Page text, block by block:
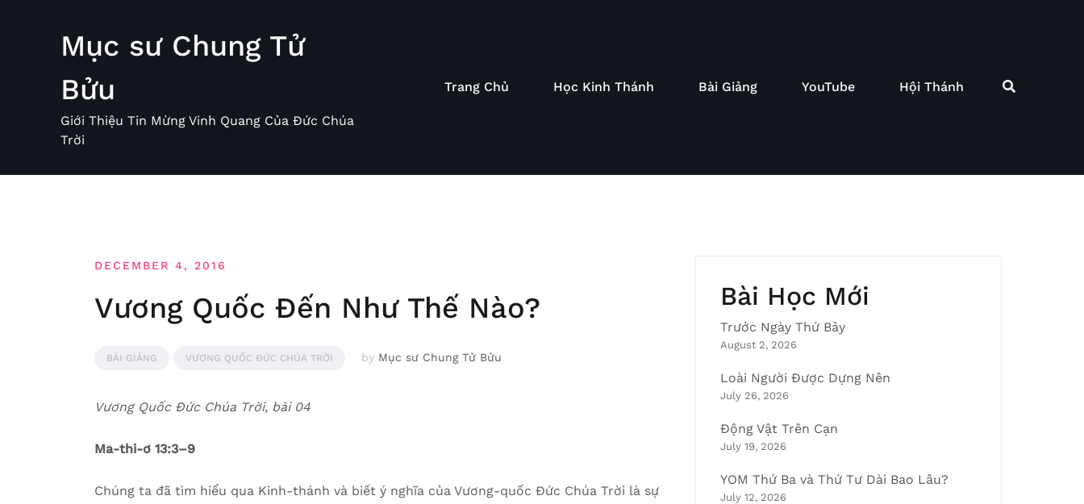
Mục sư Chung Tử
Bửu
Giới Thiệu Tin Mừng Vinh Quang Của Đức Chúa
Trời
Trang Chủ Học Kinh Thánh Bài Giảng YouTube Hội Thánh
DECEMBER 4, 2016
Vương Quốc Đến Như Thế Nào?
BÀI GIẢNG VƯƠNG QUỐC ĐỨC CHÚA TRỜI by Mục sư Chung Tử Bửu
Vương Quốc Đức Chúa Trời, bài 04
Ma-thi-ơ 13:3–9
Chúng ta đã tìm hiểu qua Kinh-thánh và biết ý nghĩa của Vương-quốc Đức Chúa Trời là sự
Bài Học Mới
Trước Ngày Thứ Bảy
August 2, 2026
Loài Người Được Dựng Nên
July 26, 2026
Động Vật Trên Cạn
July 19, 2026
YOM Thứ Ba và Thứ Tư Dài Bao Lâu?
July 12, 2026